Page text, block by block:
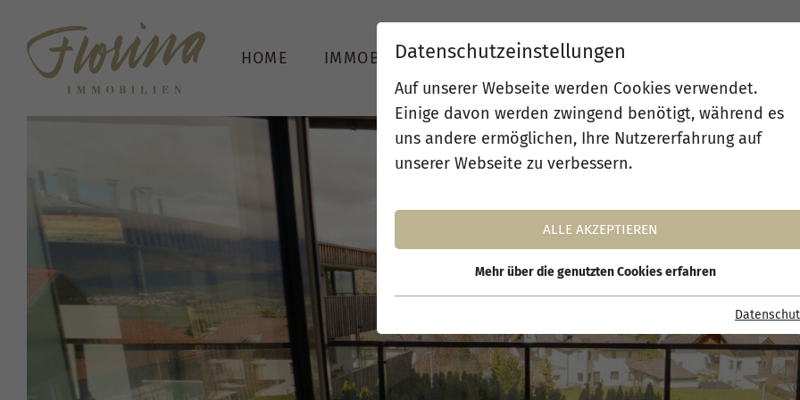
HOME IMMOBILIEN ABOUT SERVICE
Datenschutzeinstellungen
Auf unserer Webseite werden Cookies verwendet.
Einige davon werden zwingend benötigt, während es
uns andere ermöglichen, Ihre Nutzererfahrung auf
unserer Webseite zu verbessern.
ALLE AKZEPTIEREN
Mehr über die genutzten Cookies erfahren